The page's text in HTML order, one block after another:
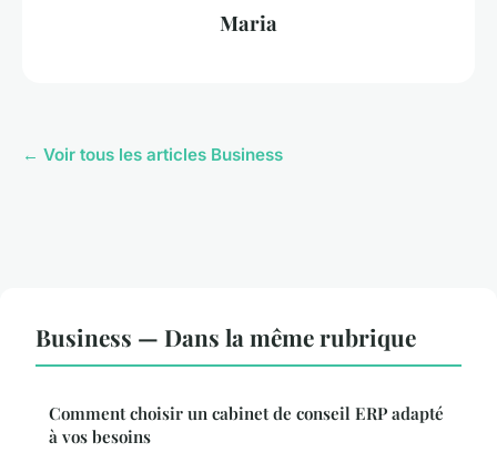
Maria
← Voir tous les articles Business
Business — Dans la même rubrique
Comment choisir un cabinet de conseil ERP adapté
à vos besoins